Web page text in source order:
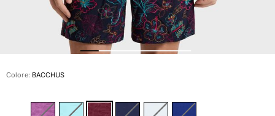
Capispalla
Pantaloni
Maglieria
T-shirts
Taglie forti
Colore: BACCHUS